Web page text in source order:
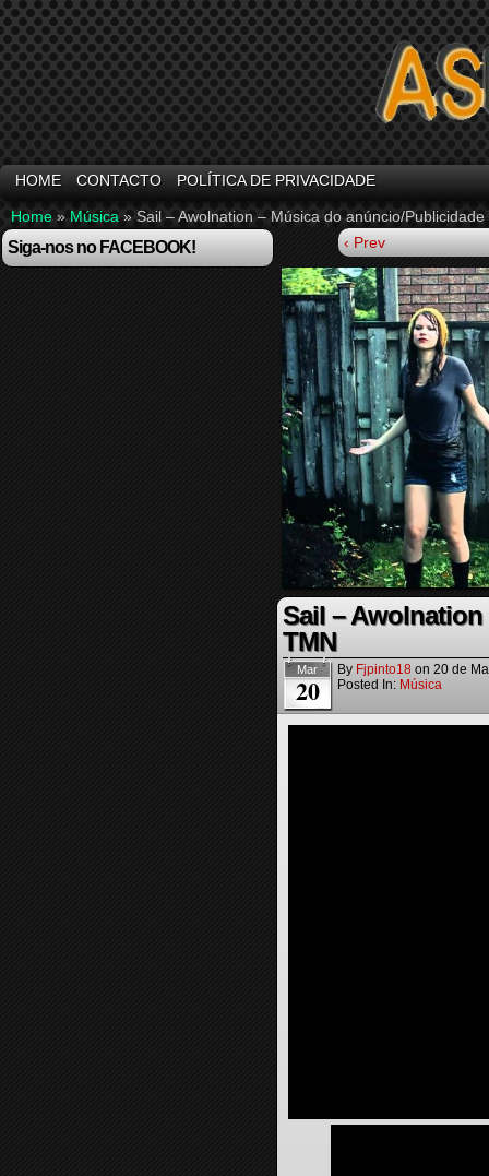
HOME CONTACTO POLÍTICA DE PRIVACIDADE
Home » Música » Sail – Awolnation – Música do anúncio/
Siga-nos no FACEBOOK! ‹ Prev
Sail –
TMN
Mar
20
By Fjpinto18 on 20 de
Posted In: Música